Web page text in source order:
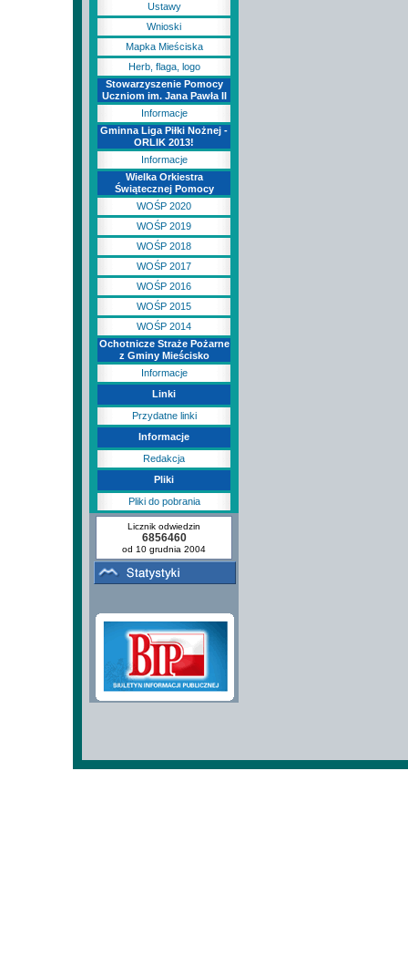
Ustawy
Wnioski
Mapka Mieściska
Herb, flaga, logo
Stowarzyszenie Pomocy
Uczniom im. Jana Pawła II
Informacje
Gminna Liga Piłki Nożnej -
ORLIK 2013!
Informacje
Wielka Orkiestra
Świątecznej Pomocy
WOŚP 2020
WOŚP 2019
WOŚP 2018
WOŚP 2017
WOŚP 2016
WOŚP 2015
WOŚP 2014
Ochotnicze Straże Pożarne
z Gminy Mieścisko
Informacje
Linki
Przydatne linki
Informacje
Redakcja
Pliki
Pliki do pobrania
Licznik odwiedzin
6856460
od 10 grudnia 2004